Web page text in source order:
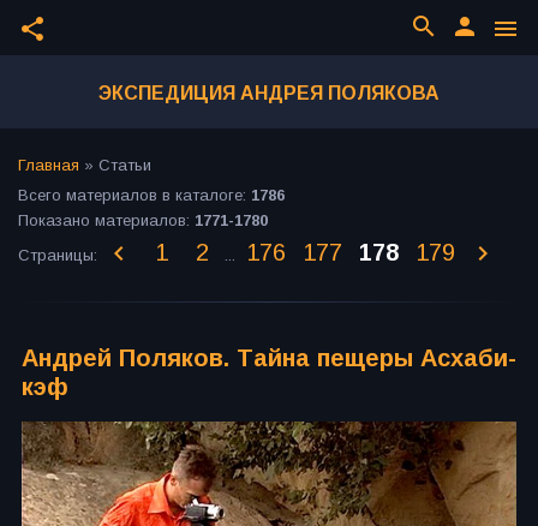
share menu
person
search
ЭКСПЕДИЦИЯ АНДРЕЯ ПОЛЯКОВА
Главная » Статьи
Всего материалов в каталоге: 1786
Показано материалов: 1771-1780
Страницы: 1 2 ... 176 177 178 179
Андрей Поляков. Тайна пещеры Асхаби-
кэф